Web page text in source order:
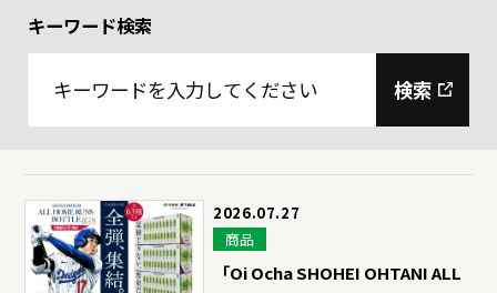
キーワード検索
検索
2026.07.27
商品
「Oi Ocha SHOHEI OHTANI ALL